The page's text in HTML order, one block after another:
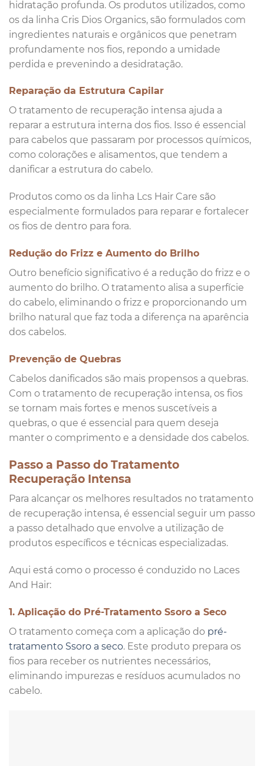
hidratação profunda. Os produtos utilizados, como
os da linha Cris Dios Organics, são formulados com
ingredientes naturais e orgânicos que penetram
profundamente nos fios, repondo a umidade
perdida e prevenindo a desidratação.
Reparação da Estrutura Capilar
O tratamento de recuperação intensa ajuda a
reparar a estrutura interna dos fios. Isso é essencial
para cabelos que passaram por processos químicos,
como colorações e alisamentos, que tendem a
danificar a estrutura do cabelo.
Produtos como os da linha Lcs Hair Care são
especialmente formulados para reparar e fortalecer
os fios de dentro para fora.
Redução do Frizz e Aumento do Brilho
Outro benefício significativo é a redução do frizz e o
aumento do brilho. O tratamento alisa a superfície
do cabelo, eliminando o frizz e proporcionando um
brilho natural que faz toda a diferença na aparência
dos cabelos.
Prevenção de Quebras
Cabelos danificados são mais propensos a quebras.
Com o tratamento de recuperação intensa, os fios
se tornam mais fortes e menos suscetíveis a
quebras, o que é essencial para quem deseja
manter o comprimento e a densidade dos cabelos.
Passo a Passo do Tratamento
Recuperação Intensa
Para alcançar os melhores resultados no tratamento
de recuperação intensa, é essencial seguir um passo
a passo detalhado que envolve a utilização de
produtos específicos e técnicas especializadas.
Aqui está como o processo é conduzido no Laces
And Hair:
1. Aplicação do Pré-Tratamento Ssoro a Seco
O tratamento começa com a aplicação do pré-
tratamento Ssoro a seco. Este produto prepara os
fios para receber os nutrientes necessários,
eliminando impurezas e resíduos acumulados no
cabelo.